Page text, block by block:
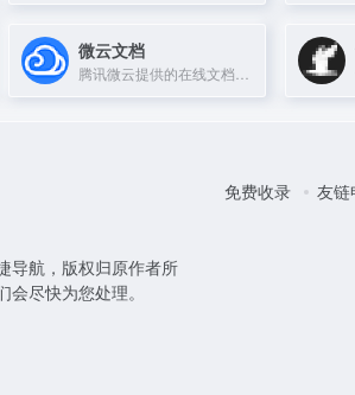
微云文档
导航，版权归原作者所
尽快为您处理。
免费收录 友链